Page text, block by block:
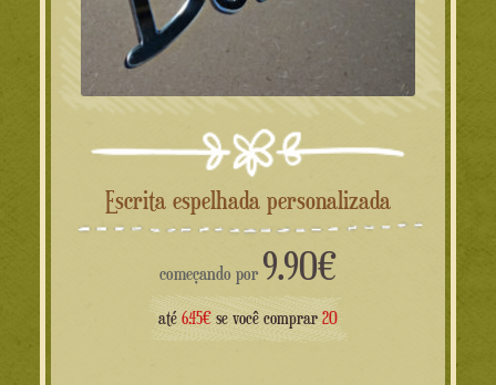
Escrita espelhada personalizada
começando por 9.90€
até 6.45€ se você comprar 20